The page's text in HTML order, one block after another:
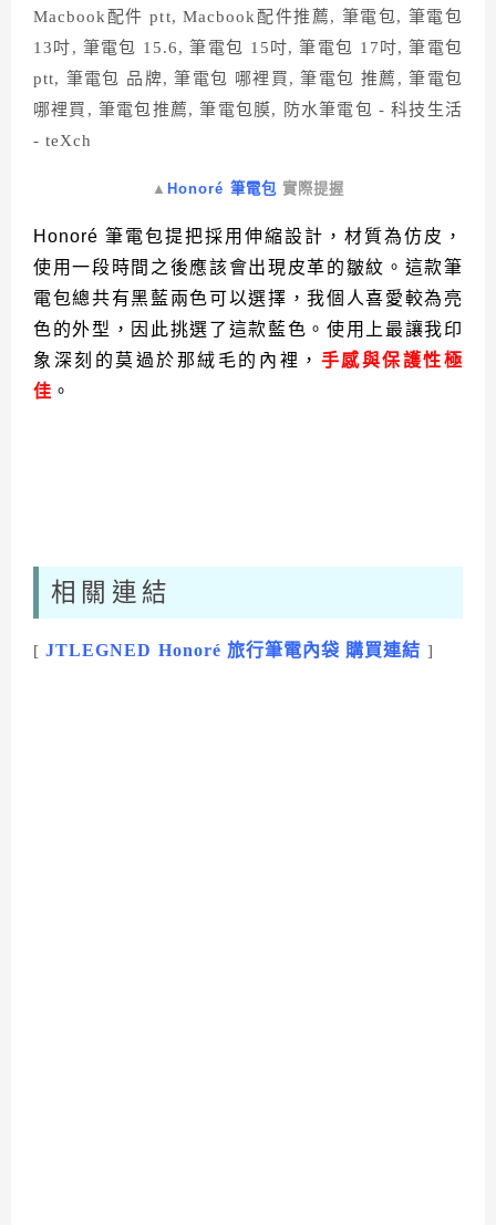
▲ Honoré 筆電包實際提握
Honoré 筆電包提把採用伸縮設計，材質為仿皮，
使用一段時間之後應該會出現皮革的皺紋。這款筆
電包總共有黑藍兩色可以選擇，我個人喜愛較為亮
色的外型，因此挑選了這款藍色。使用上最讓我印
象深刻的莫過於那絨毛的內裡， 手感與保護性極
佳 。
相關連結
[JTLEGNED Honoré 旅行筆電內袋 購買連結 ]